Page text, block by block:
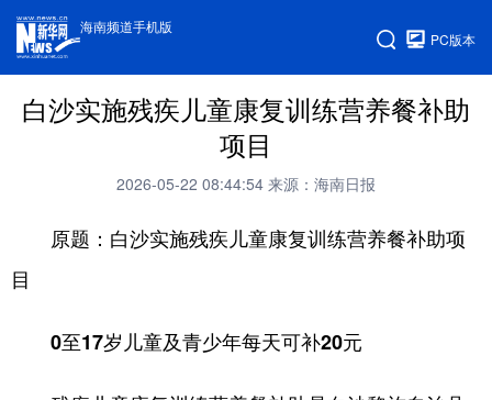
海南频道手机版
PC版本
白沙实施残疾儿童康复训练营养餐补助
项目
2026-05-22 08:44:54 来源：海南日报
原题：白沙实施残疾儿童康复训练营养餐补助项
目
0至17岁儿童及青少年每天可补20元